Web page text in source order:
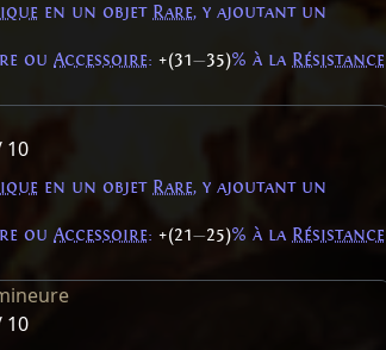
en un objet Rare, y ajoutant un
ou Accessoire: +(31—35)% à la Résistance
10
en un objet Rare, y ajoutant un
ou Accessoire: +(21—25)% à la Résistance
10